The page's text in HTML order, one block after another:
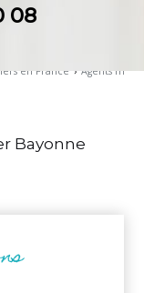
08
en France › Agents
Bayonne